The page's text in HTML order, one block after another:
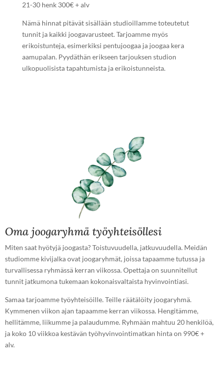
21-30 henk 300€ + alv
Nämä hinnat pitävät sisällään studioillamme toteutetut
tunnit ja kaikki joogavarusteet. Tarjoamme myös
erikoistunteja, esimerkiksi pentujoogaa ja joogaa kera
aamupalan. Pyydäthän erikseen tarjouksen studion
ulkopuolisista tapahtumista ja erikoistunneista.
Oma joogaryhmä työyhteisöllesi
Miten saat hyötyjä joogasta? Toistuvuudella, jatkuvuudella. Meidän
studiomme kivijalka ovat joogaryhmät, joissa tapaamme tutussa ja
turvallisessa ryhmässä kerran viikossa. Opettaja on suunnitellut
tunnit jatkumona tukemaan kokonaisvaltaista hyvinvointiasi.
Samaa tarjoamme työyhteisöille. Teille räätälöity joogaryhmä.
Kymmenen viikon ajan tapaamme kerran viikossa. Hengitämme,
hellitämme, liikumme ja palaudumme. Ryhmään mahtuu 20 henkilöä,
ja koko 10 viikkoa kestävän työhyvinvointimatkan hinta on 990€ +
alv.